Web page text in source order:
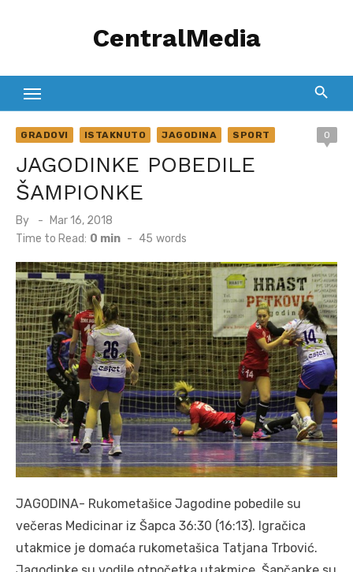
CentralMedia
GRADOVI ISTAKNUTO JAGODINA SPORT 0
JAGODINKE POBEDILE
ŠAMPIONKE
By
Posted
on
Mar 16, 2018
Time to Read: 0 min - 45 words
JAGODINA- Rukometašice Jagodine pobedile su
večeras Medicinar iz Šapca 36:30 (16:13). Igračica
utakmice je domaća rukometašica Tatjana Trbović.